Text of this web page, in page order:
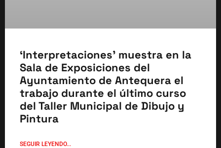
‘Interpretaciones’ muestra en la
Sala de Exposiciones del
Ayuntamiento de Antequera el
trabajo durante el último curso
del Taller Municipal de Dibujo y
Pintura
SEGUIR LEYENDO...